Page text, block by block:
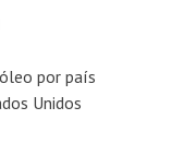
por país
Unidos